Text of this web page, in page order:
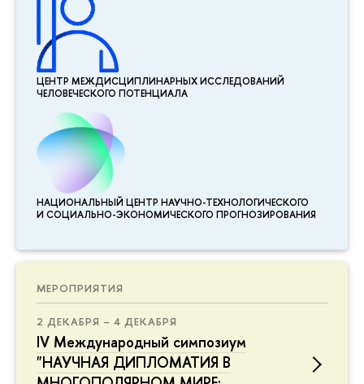
ЦЕНТР МЕЖДИСЦИПЛИНАР­НЫХ ИССЛЕДОВАНИЙ
ЧЕЛОВЕЧЕСКОГО ПОТЕНЦИАЛА
НАЦИОНАЛЬНЫЙ ЦЕНТР НАУЧНО-ТЕХНОЛОГИЧЕСКОГО
И СОЦИАЛЬНО-ЭКОНОМИЧЕСКОГО ПРОГНОЗИРОВАНИЯ
МЕРОПРИЯТИЯ
2 ДЕКАБРЯ – 4 ДЕКАБРЯ
IV Международный симпозиум
"НАУЧНАЯ ДИПЛОМАТИЯ В